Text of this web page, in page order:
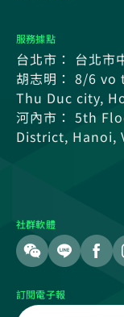
服務據點
台北市： 台北市
胡志明： 8/6
Thu Duc city,
河內市： 5th
District, Hanoi,
社群軟體
訂閱電子報